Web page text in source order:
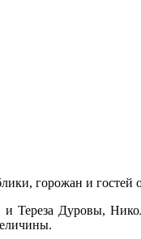
горожан и
Тереза Дуровы,